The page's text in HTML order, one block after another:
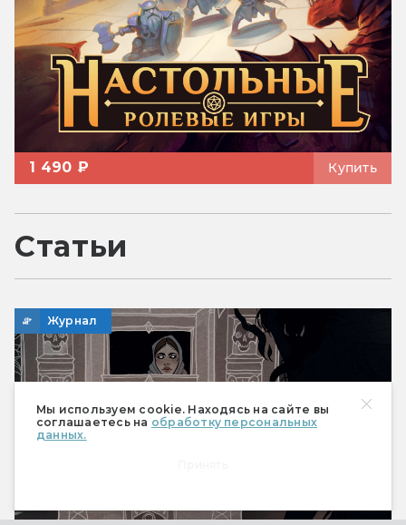
Мы используем cookie. Находясь на сайте вы
соглашаетесь на обработку персональных
данных.
1 490 ₽ Купить
Статьи
Журнал